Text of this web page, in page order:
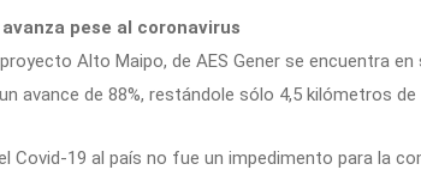
pese al coronavirus
Alto Maipo, de AES Gener se encuentra
avance de 88%, restándole sólo 4,5 kilómetros
Covid-19 al país no fue un impedimento para la